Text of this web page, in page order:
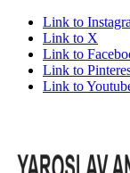
Link to
Link to X
Link to
Link to
Link to